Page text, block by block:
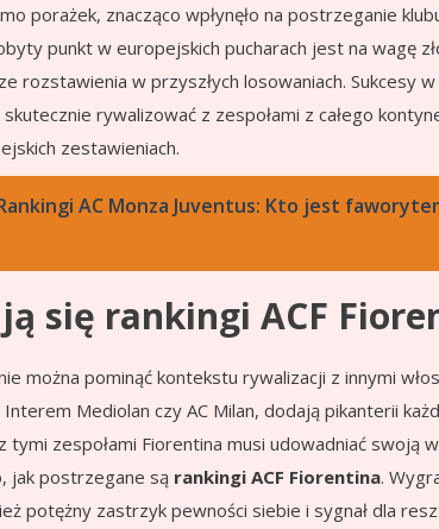
porażek, znacząco wpłynęło na postrzeganie
punkt w europejskich pucharach jest na wagę
rozstawienia w przyszłych losowaniach. Sukcesy
rywalizować z zespołami z całego
zestawieniach.
AC Monza Juventus: Kto jest
się rankingi ACF
można pominąć kontekstu rywalizacji z innymi
Interem Mediolan czy AC Milan, dodają pikanterii
tymi zespołami Fiorentina musi udowadniać swoją
jak postrzegane są rankingi ACF Fiorentina.
potężny zastrzyk pewności siebie i sygnał dla